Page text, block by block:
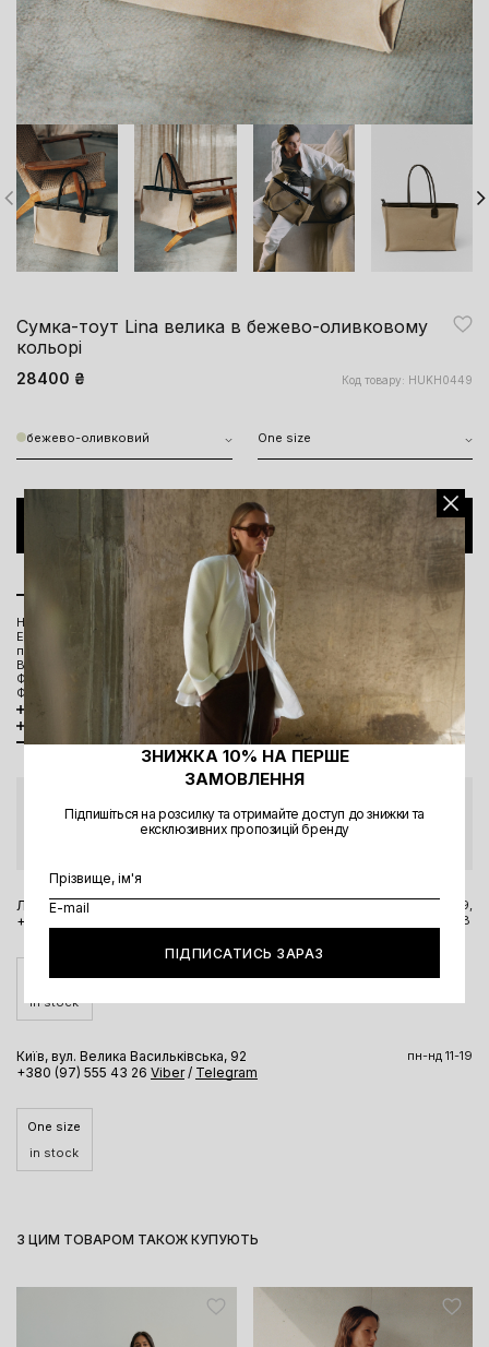
Сумка-тоут Lina велика в бежево-оливковому
кольорі
28400 ₴ Код товару: HUKH0449
бежево-оливковий One size
ДОДАТИ ДО КОШИКА
Натуральна італійська шкіра та замша
Ефект сумки в сумці, прихована частина ручки, поєднання округлої та
прямокутної форм, структурованої шкіри та мʼякої замші
Відкриті та закриті внутрішні кишені
Фурнітура ручної роботи з мельхіору
Фірмове тиснення на лицевій частині
Розмірна сітка та параметри моделі
Наявність в офлайн магазинах
ласка, з магазином.
Перед візитом в магазин радимо уточнити актуальну інформацію за
Львів, вул. Вороного, 5
+380 98 323 8304
пн-пт 11-19,
сб-нд 11-18
One size
in stock
Київ, вул. Велика Васильківська, 92
+380 (97) 555 43 26 Viber / Telegram
пн-нд 11-19
One size
in stock
З ЦИМ ТОВАРОМ ТАКОЖ КУПУЮТЬ
ЗНИЖКА 10% НА ПЕРШЕ
ЗАМОВЛЕННЯ
Підпишіться на розсилку та отримайте доступ до знижки та
ексклюзивних пропозицій бренду
ПІДПИСАТИСЬ ЗАРАЗ